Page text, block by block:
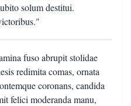
solum destitui.
fuso abrupit stolidae
redimita comas, ornata
coronans, candida
felici moderanda manu,